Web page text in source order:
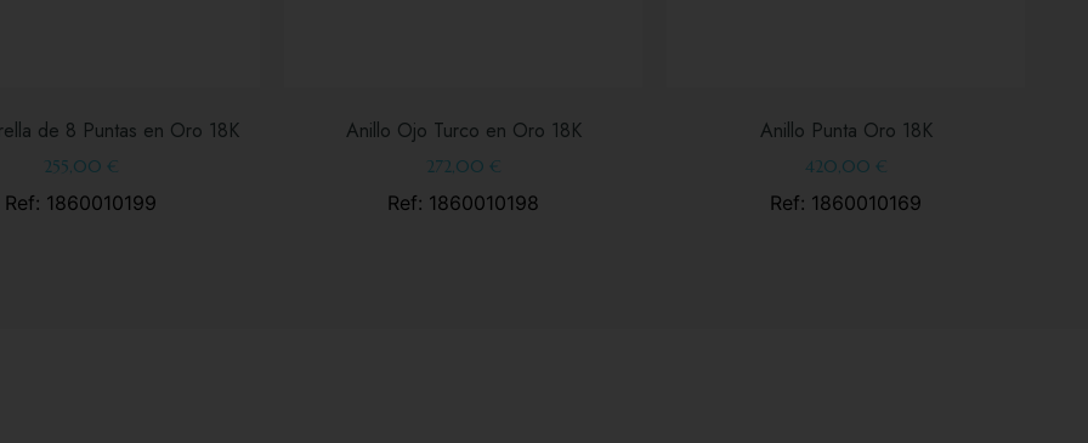
de 8 Puntas en Oro 18K
255,00 €
Ref: 1860010199
Anillo Ojo Turco en Oro 18K
272,00 €
Ref: 1860010198
Anillo Punta Oro 18K
420,00 €
Ref: 1860010169